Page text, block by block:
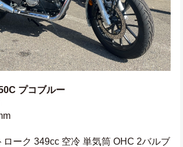
プコブルー
ローク 349cc 空冷 単気筒 OHC 2バルブ